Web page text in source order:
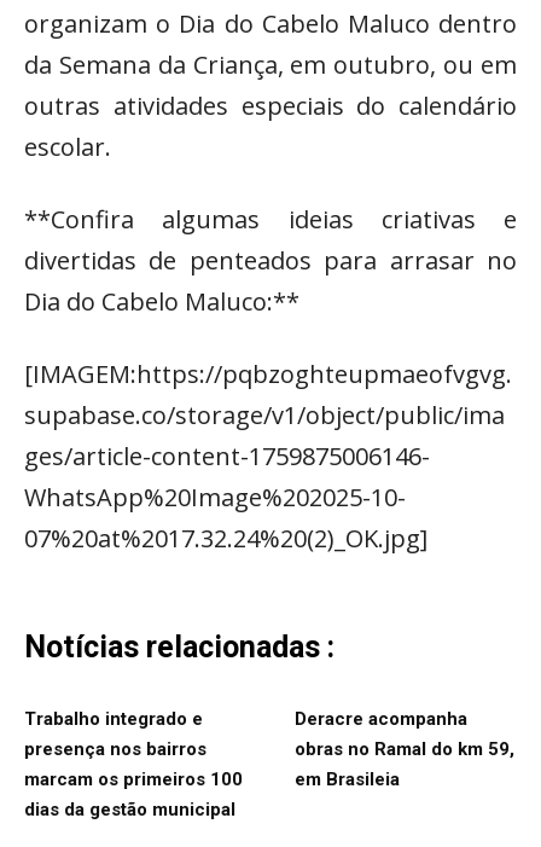
organizam o Dia do Cabelo Maluco dentro
da Semana da Criança, em outubro, ou em
outras atividades especiais do calendário
escolar.
**Confira algumas ideias criativas e
divertidas de penteados para arrasar no
Dia do Cabelo Maluco:**
[IMAGEM:https://pqbzoghteupmaeofvgvg.
supabase.co/storage/v1/object/public/ima
ges/article-content-1759875006146-
WhatsApp%20Image%202025-10-
07%20at%2017.32.24%20(2)_OK.jpg]
Notícias relacionadas :
Trabalho integrado e
presença nos bairros
marcam os primeiros 100
dias da gestão municipal
Deracre acompanha
obras no Ramal do km 59,
em Brasileia